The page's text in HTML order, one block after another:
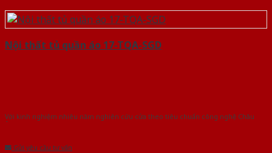
Nội thất tủ quần áo 17-TQA-SGD
Với kinh nghiệm nhiêu năm nghiên cứu cửa theo tiêu chuẩn công nghệ Châu
Gửi yêu cầu tư vấn